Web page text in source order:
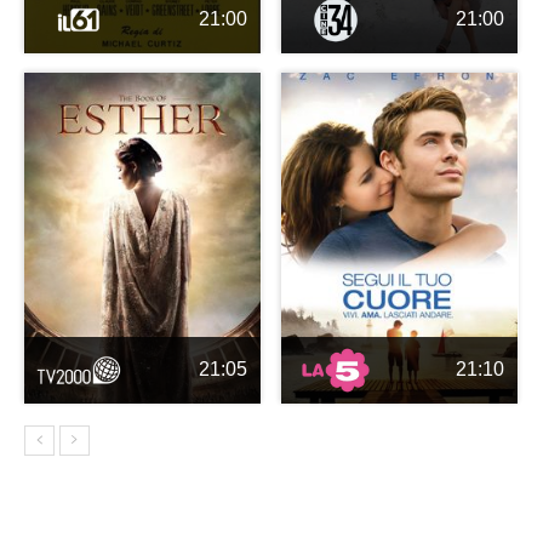
21:00 21:00
21:05 21:10